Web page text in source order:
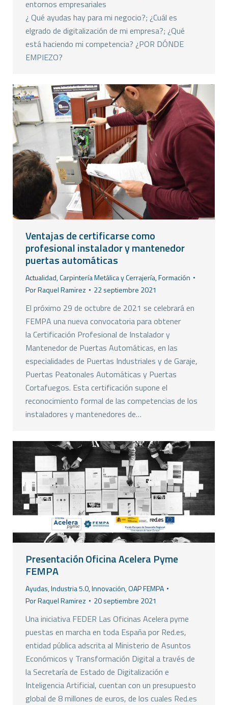
entornos empresariales
¿ Qué ayudas hay para mi negocio?; ¿Cuál es
elgrado de digitalización de mi empresa?; ¿Qué
está haciendo mi competencia? ¿POR DÓNDE
EMPIEZO?
Ventajas de certificarse como
profesional instalador y mantenedor
puertas automáticas
Actualidad,Carpintería Metálica y Cerrajería,Formación
PorRaquel Ramirez 22 septiembre 2021
El próximo 29 de octubre de 2021 se celebrará en
FEMPA una nueva convocatoria para obtener
la Certificación Profesional de Instalador y
Mantenedor de Puertas Automáticas, en las
especialidades de Puertas Industriales y de Garaje,
Puertas Peatonales Automáticas y Puertas
Cortafuegos. Esta certificación supone el
reconocimiento formal de las competencias de los
instaladores y mantenedores de…
Presentación Oficina Acelera Pyme
FEMPA
Ayudas,Industria 5.0,Innovación,OAP FEMPA
PorRaquel Ramirez 20 septiembre 2021
Una iniciativa FEDER Las Oficinas Acelera pyme
puestas en marcha en toda España por Red.es,
entidad pública adscrita al Ministerio de Asuntos
Económicos y Transformación Digital a través de
la Secretaría de Estado de Digitalización e
Inteligencia Artificial, cuentan con un presupuesto
global de 8 millones de euros, de los cuales Red.es